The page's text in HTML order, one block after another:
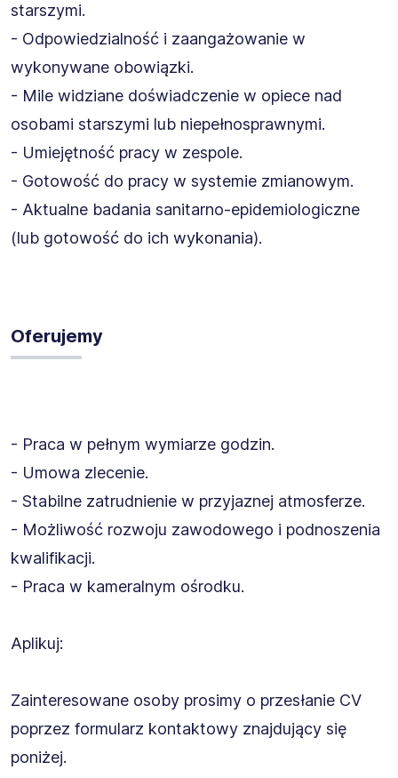
starszymi.
- Odpowiedzialność i zaangażowanie w
wykonywane obowiązki.
- Mile widziane doświadczenie w opiece nad
osobami starszymi lub niepełnosprawnymi.
- Umiejętność pracy w zespole.
- Gotowość do pracy w systemie zmianowym.
- Aktualne badania sanitarno-epidemiologiczne
(lub gotowość do ich wykonania).
Oferujemy
- Praca w pełnym wymiarze godzin.
- Umowa zlecenie.
- Stabilne zatrudnienie w przyjaznej atmosferze.
- Możliwość rozwoju zawodowego i podnoszenia
kwalifikacji.
- Praca w kameralnym ośrodku.
Aplikuj:
Zainteresowane osoby prosimy o przesłanie CV
poprzez formularz kontaktowy znajdujący się
poniżej.